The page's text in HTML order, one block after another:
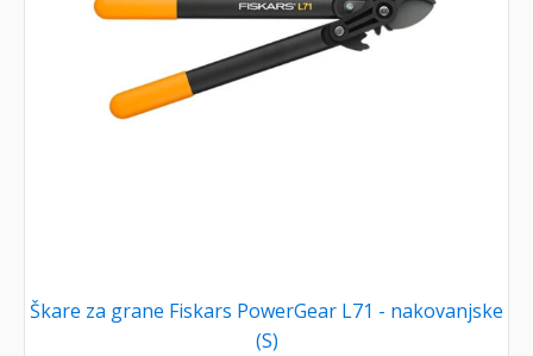
Škare za grane Fiskars PowerGear L71 - nakovanjske
(S)